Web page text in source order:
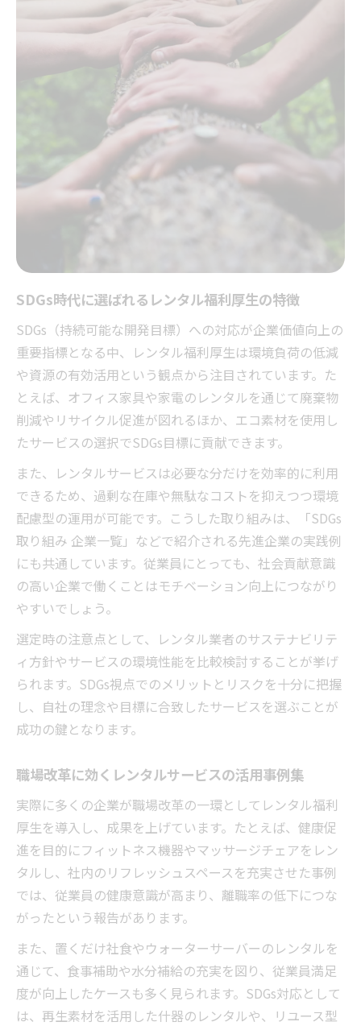
SDGs時代に選ばれるレンタル福利厚生の特徴
SDGs（持続可能な開発目標）への対応が企業価値向上の
重要指標となる中、レンタル福利厚生は環境負荷の低減
や資源の有効活用という観点から注目されています。た
とえば、オフィス家具や家電のレンタルを通じて廃棄物
削減やリサイクル促進が図れるほか、エコ素材を使用し
たサービスの選択でSDGs目標に貢献できます。
また、レンタルサービスは必要な分だけを効率的に利用
できるため、過剰な在庫や無駄なコストを抑えつつ環境
配慮型の運用が可能です。こうした取り組みは、「SDGs
取り組み 企業一覧」などで紹介される先進企業の実践例
にも共通しています。従業員にとっても、社会貢献意識
の高い企業で働くことはモチベーション向上につながり
やすいでしょう。
選定時の注意点として、レンタル業者のサステナビリテ
ィ方針やサービスの環境性能を比較検討することが挙げ
られます。SDGs視点でのメリットとリスクを十分に把握
し、自社の理念や目標に合致したサービスを選ぶことが
成功の鍵となります。
職場改革に効くレンタルサービスの活用事例集
実際に多くの企業が職場改革の一環としてレンタル福利
厚生を導入し、成果を上げています。たとえば、健康促
進を目的にフィットネス機器やマッサージチェアをレン
タルし、社内のリフレッシュスペースを充実させた事例
では、従業員の健康意識が高まり、離職率の低下につな
がったという報告があります。
また、置くだけ社食やウォーターサーバーのレンタルを
通じて、食事補助や水分補給の充実を図り、従業員満足
度が向上したケースも多く見られます。SDGs対応として
は、再生素材を活用した什器のレンタルや、リユース型